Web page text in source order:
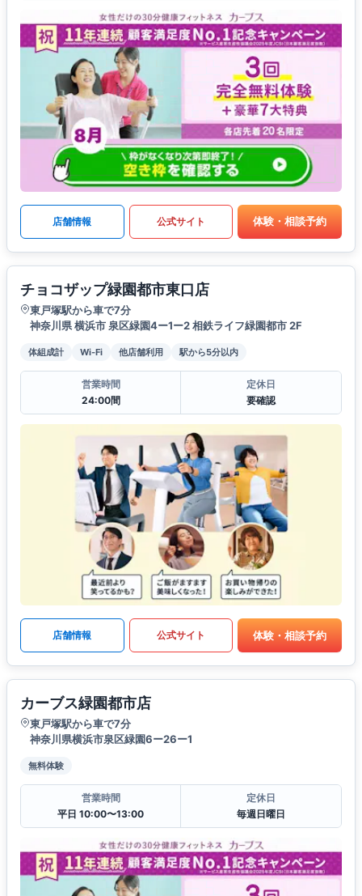
店舗情報 公式サイト 体験・相談予約
チョコザップ緑園都市東口店
東戸塚駅から車で7分
神奈川県 横浜市 泉区緑園4ー1ー2 相鉄ライフ緑園都市 2F
体組成計 Wi-Fi 他店舗利用 駅から5分以内
営業時間
24:00間
定休日
要確認
店舗情報 公式サイト 体験・相談予約
カーブス緑園都市店
東戸塚駅から車で7分
神奈川県横浜市泉区緑園6ー26ー1
無料体験
営業時間
平日 10:00〜13:00
定休日
毎週日曜日